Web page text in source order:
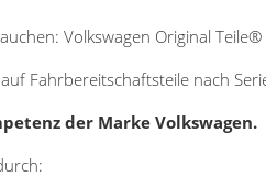
Volkswagen Original
Fahrbereitschaftsteile nach
der Marke Volkswagen.